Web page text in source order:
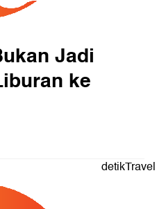
Jadi
ke
detikTravel